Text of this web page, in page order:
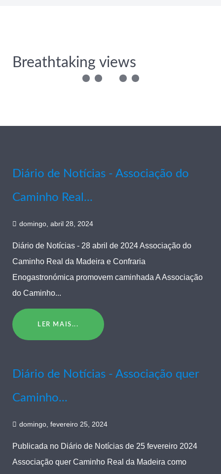
Breathtaking views
Diário de Notícias - Associação do
Caminho Real...
domingo, abril 28, 2024
Diário de Notícias - 28 abril de 2024 Associação do
Caminho Real da Madeira e Confraria
Enogastronómica promovem caminhada A Associação
do Caminho...
LER MAIS...
Diário de Notícias - Associação quer
Caminho...
domingo, fevereiro 25, 2024
Publicada no Diário de Notícias de 25 fevereiro 2024
Associação quer Caminho Real da Madeira como